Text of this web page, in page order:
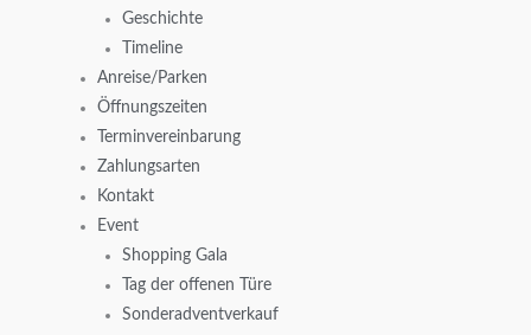
Geschichte
Timeline
Anreise/Parken
Öffnungszeiten
Terminvereinbarung
Zahlungsarten
Kontakt
Event
Shopping Gala
Tag der offenen Türe
Sonderadventverkauf